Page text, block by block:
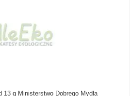
13 g Ministerstwo Dobrego Mydła